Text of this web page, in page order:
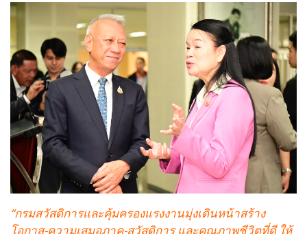
“กรมสวัสดิการและคุ้มครองแรงงานมุ่งเดินหน้าสร้าง
โอกาส-ความเสมอภาค-สวัสดิการ และคุณภาพชีวิตที่ดี ให้